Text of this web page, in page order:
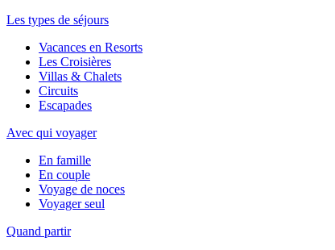
Les types de séjours
Vacances en Resorts
Les Croisières
Villas & Chalets
Circuits
Escapades
Avec qui voyager
En famille
En couple
Voyage de noces
Voyager seul
Quand partir